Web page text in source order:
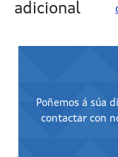
adicional
Poñemos á súa
contactar con